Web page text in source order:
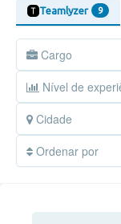
Teamlyzer 9
Cargo
Nível de
Cidade
Ordenar por